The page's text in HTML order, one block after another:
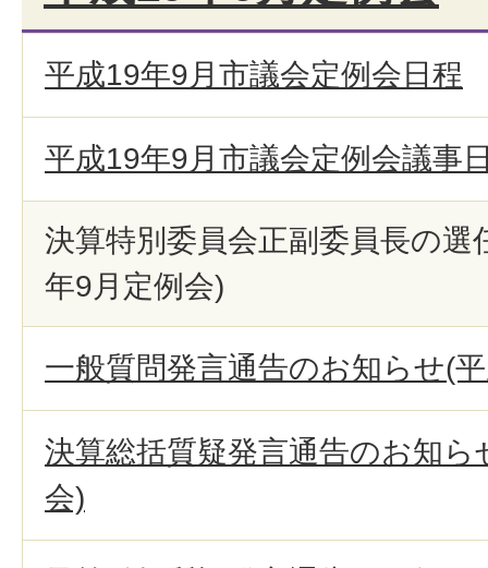
平成19年9月市議会定例会日程
平成19年9月市議会定例会議事
決算特別委員会正副委員長の選
年9月定例会)
一般質問発言通告のお知らせ(
決算総括質疑発言通告のお知ら
会)